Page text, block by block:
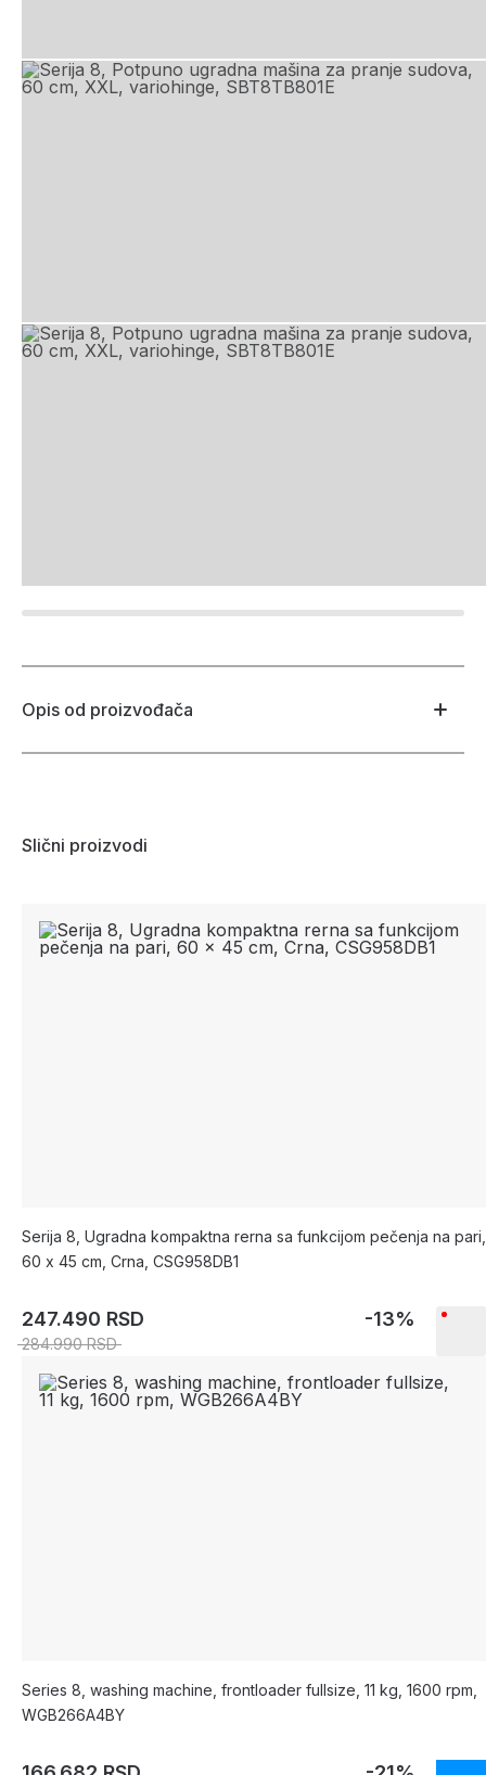
Opis od proizvođača
Slični proizvodi
Serija 8, Ugradna kompaktna rerna sa funkcijom pečenja na pari,
60 x 45 cm, Crna, CSG958DB1
247.490 RSD
284.990 RSD
-13%
Series 8, washing machine, frontloader fullsize, 11 kg, 1600 rpm,
WGB266A4BY